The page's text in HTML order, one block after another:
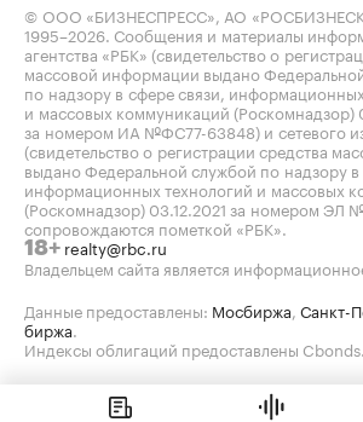
© ООО «БИЗНЕСПРЕСС», АО
1995–2026 . Сообщения и материалы
агентства «РБК» (свидетельство о
массовой информации выдано
по надзору в сфере связи,
и массовых коммуникаций (Роскомнадзор)
за номером ИА №ФС77-63848) и сетевого
(свидетельство о регистрации средства
выдано Федеральной службой по надзору в
информационных технологий и массовых
(Роскомнадзор) 03.12.2021 за номером ЭЛ
сопровождаются пометкой «РБК».
18+ realty@rbc.ru
Владельцем сайта является
Данные предоставлены: Мосбиржа Санкт-
биржа
Индексы облигаций предоставлены Cbonds.